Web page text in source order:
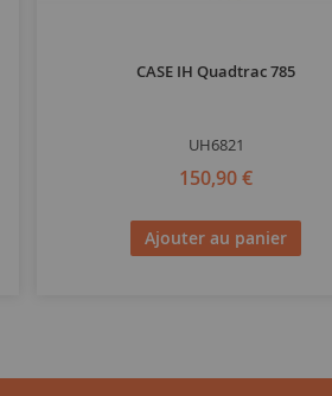
CASE IH Quadtrac 785
UH6821
150,90 €
Ajouter au panier